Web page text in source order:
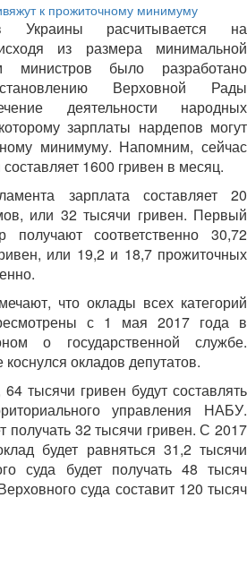
Украины расчитывается на
из размера минимальной
министров было разработано
Верховной Рады
деятельности народных
зарплаты нардепов могут
минимуму. Напомним, сейчас
1600 гривен в месяц.
зарплата составляет 20
или 32 тысячи гривен. Первый
получают соответственно 30,72
или 19,2 и 18,7 прожиточных
что оклады всех категорий
с 1 мая 2017 года в
о государственной службе.
окладов депутатов.
тысячи гривен будут составлять
управления НАБУ.
получать 32 тысячи гривен. С 2017
будет равняться 31,2 тысячи
суда будет получать 48 тысяч
суда составит 120 тысяч